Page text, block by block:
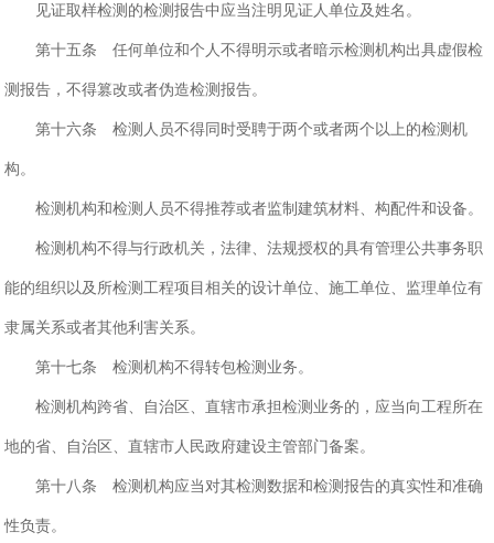
见证取样检测的检测报告中应当注明见证人单位及姓名。
第十五条 任何单位和个人不得明示或者暗示检测机构出具虚假检
测报告，不得篡改或者伪造检测报告。
第十六条 检测人员不得同时受聘于两个或者两个以上的检测机
构。
检测机构和检测人员不得推荐或者监制建筑材料、构配件和设备。
检测机构不得与行政机关，法律、法规授权的具有管理公共事务职
能的组织以及所检测工程项目相关的设计单位、施工单位、监理单位有
隶属关系或者其他利害关系。
第十七条 检测机构不得转包检测业务。
检测机构跨省、自治区、直辖市承担检测业务的，应当向工程所在
地的省、自治区、直辖市人民政府建设主管部门备案。
第十八条 检测机构应当对其检测数据和检测报告的真实性和准确
性负责。